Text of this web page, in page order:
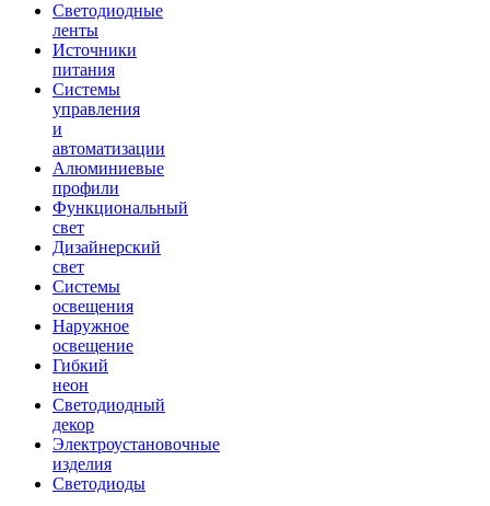
Светодиодные
ленты
Источники
питания
Системы
управления
и
автоматизации
Алюминиевые
профили
Функциональный
свет
Дизайнерский
свет
Системы
освещения
Наружное
освещение
Гибкий
неон
Светодиодный
декор
Электроустановочные
изделия
Светодиоды